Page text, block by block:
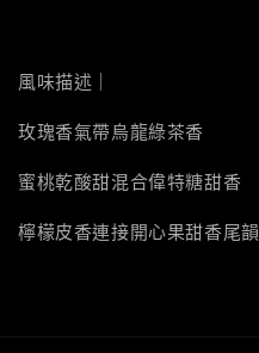
風味描述｜
玫瑰香氣帶烏龍綠茶香
蜜桃乾酸甜混合偉特糖甜香
檸檬皮香連接開心果甜香尾韻